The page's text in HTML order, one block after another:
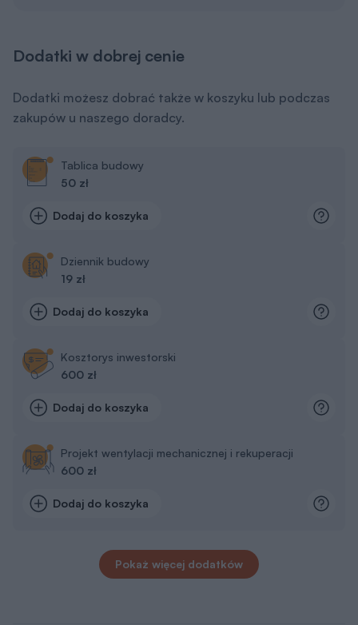
Dodatki w dobrej cenie
Dodatki możesz dobrać także w koszyku lub podczas
zakupów u naszego doradcy.
Tablica budowy
50 zł
Dodaj do koszyka
Dziennik budowy
19 zł
Dodaj do koszyka
Kosztorys inwestorski
600 zł
Dodaj do koszyka
Projekt wentylacji mechanicznej i rekuperacji
600 zł
Dodaj do koszyka
Pokaż więcej dodatków